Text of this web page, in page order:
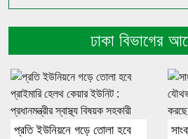
ঢাকা বিভাগের
প্রতি ইউনিয়নে গড়ে তোলা হবে